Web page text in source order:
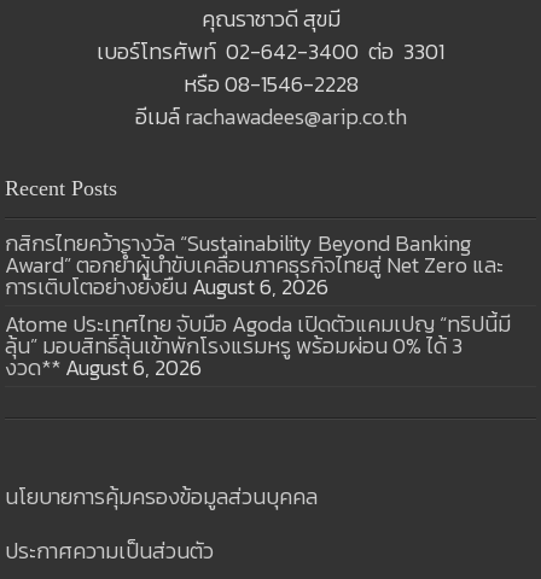
คุณราชาวดี สุขมี
เบอร์โทรศัพท์ 02-642-3400 ต่อ 3301
หรือ 08-1546-2228
อีเมล์rachawadees@arip.co.th
Recent Posts
กสิกรไทยคว้ารางวัล “Sustainability Beyond Banking
Award” ตอกย้ำผู้นำขับเคลื่อนภาคธุรกิจไทยสู่ Net Zero และ
การเติบโตอย่างยั่งยืน August 6, 2026
Atome ประเทศไทย จับมือ Agoda เปิดตัวแคมเปญ “ทริปนี้มี
ลุ้น” มอบสิทธิ์ลุ้นเข้าพักโรงแรมหรู พร้อมผ่อน 0% ได้ 3
งวด**August 6, 2026
นโยบายการคุ้มครองข้อมูลส่วนบุคคล
ประกาศความเป็นส่วนตัว